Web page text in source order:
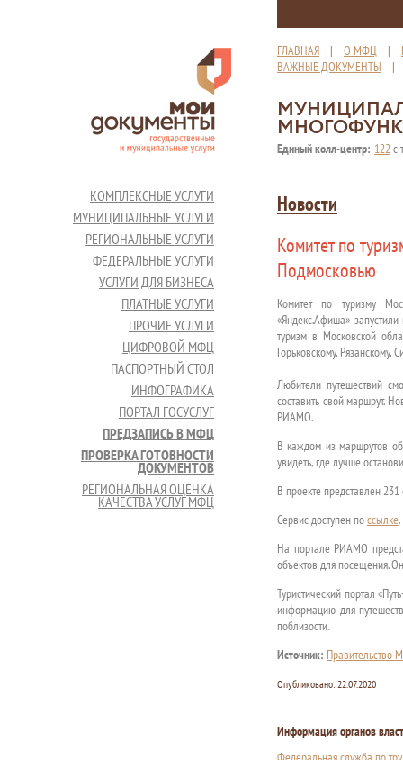
ГЛАВНАЯ | О МФЦ |
ВАЖНЫЕ ДОКУМЕНТЫ
Единый колл-центр: 122с
КОМПЛЕКСНЫЕ УСЛУГИ
МУНИЦИПАЛЬНЫЕ УСЛУГИ
РЕГИОНАЛЬНЫЕ УСЛУГИ
ФЕДЕРАЛЬНЫЕ УСЛУГИ
УСЛУГИ ДЛЯ БИЗНЕСА
ПЛАТНЫЕ УСЛУГИ
ПРОЧИЕ УСЛУГИ
ЦИФРОВОЙ МФЦ
ПАСПОРТНЫЙ СТОЛ
ИНФОГРАФИКА
ПОРТАЛ ГОСУСЛУГ
ПРЕДЗАПИСЬ В МФЦ
ПРОВЕРКА ГОТОВНОСТИ
ДОКУМЕНТОВ
РЕГИОНАЛЬНАЯ ОЦЕНКА
КАЧЕСТВА УСЛУГ МФЦ
Новости
Комитет по
Подмосковью
Комитет по туризму
«Яндекс.Афиша»
туризм в Московской
Горьковскому,
Любители путешествий
составить свой маршрут.
РИАМО.
В каждом из маршрутов
увидеть, где лучше
В проекте представлен 231
Сервис доступен поссылке.
На портале РИАМО
объектов для посещения.
Туристический портал
информацию для
поблизости.
Источник: Правительство
Опубликовано: 22.07.2020
Информация органов